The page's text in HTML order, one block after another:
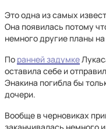
Это одна из самых
Она появилась потому
немного другие планы
По ранней задумке
оставила себе и
Энакина погибла бы
дочери.
Вообще в черновиках